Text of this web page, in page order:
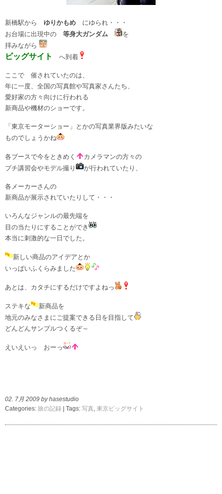
新橋駅から ゆりかもめ にゆられ・・・
お台場に出現中の 等身大ガンダム
を
拝みながら
ビッグサイト へ到着
ここで 催されていたのは、
年に一度、全国の写真館や写真家さんたち、
愛好家の方々向けに行われる
新商品や機材のショーです。
「東京モーターショー」とかの写真業界版みたいな
ものでしょうかね
各ブースで今をときめく
カメラマンの方々の
プチ講習会やモデル撮り
が行われていたり、
各メーカーさんの
新商品が展示されていたりして・・・
いろんなジャンルの最先端を
目の当たりにすることができ
本当に刺激的な一日でした。
新しい商品のアイデアとか
いっぱいふくらみました
あとは、カタチにするだけですよねっ
ステキな
新商品を
地元のみなさまにご提案できる日を目指して
どんどんサンプルつくるぞ～
えいえいっ おーっ
02. 7月 2009 by hasestudio
Categories: 旅の記録 | Tags: 写真, 東京ビッグサイト